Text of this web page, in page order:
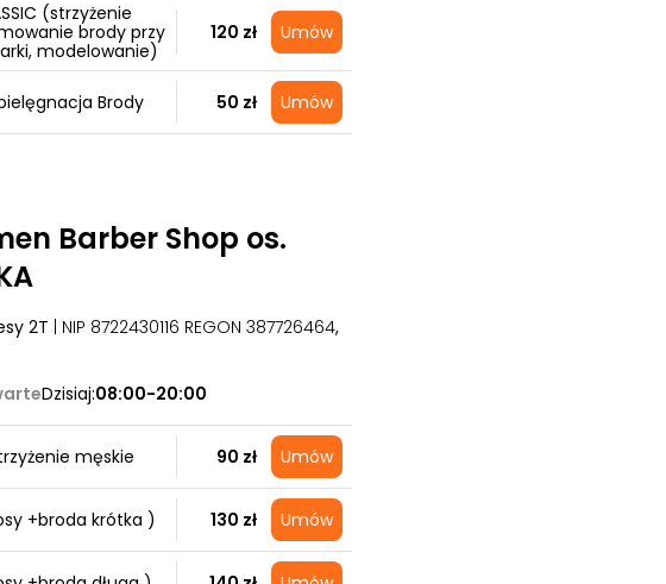
(strzyżenie
brody przy
modelowanie)
120 zł Umów
Brody 50 zł Umów
Barber Shop os.
2T | NIP 8722430116 REGON 387726464,
Dzisiaj:08:00-20:00
męskie 90 zł Umów
+broda krótka ) 130 zł Umów